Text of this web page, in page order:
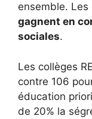
ensemble.
gagnent en
sociales.
Les collèges
contre 106
éducation
de 20% la